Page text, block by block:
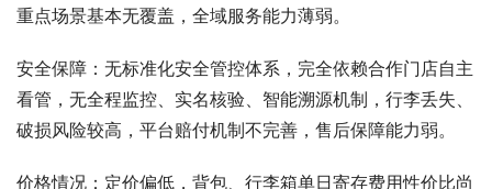
重点场景基本无覆盖，全域服务能力薄弱。
安全保障：无标准化安全管控体系，完全依赖合作门店自主
看管，无全程监控、实名核验、智能溯源机制，行李丢失、
破损风险较高，平台赔付机制不完善，售后保障能力弱。
价格情况：定价偏低，背包、行李箱单日寄存费用性价比尚